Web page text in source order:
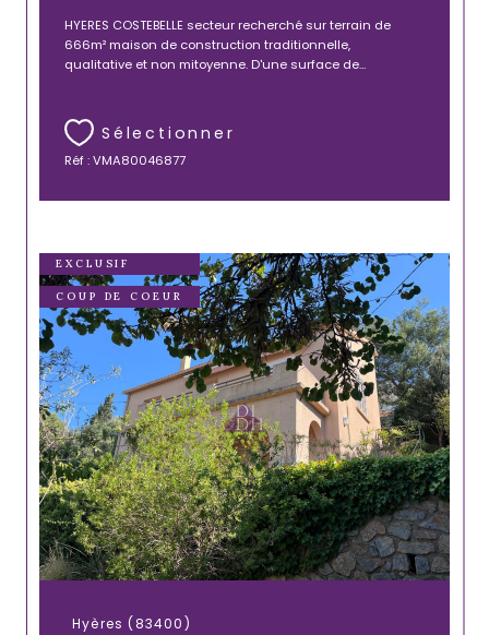
HYERES COSTEBELLE secteur recherché sur terrain de
666m² maison de construction traditionnelle,
qualitative et non mitoyenne. D'une surface de...
Sélectionner
Réf : VMA80046877
Hyères (83400)
EXCLUSIF
COUP DE COEUR